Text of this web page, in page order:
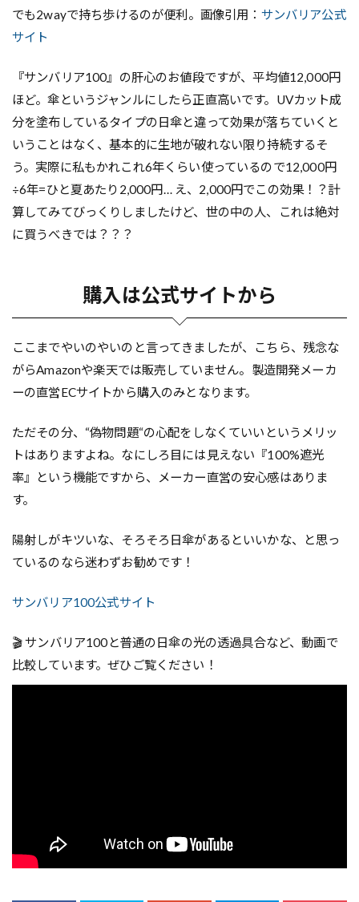
でも2wayで持ち歩けるのが便利。画像引用： サンバリア公式
サイト
『サンバリア100』の肝心のお値段ですが、平均値12,000円
ほど。傘というジャンルにしたら正直高いです。UVカット成
分を塗布しているタイプの日傘と違って効果が落ちていくと
いうことはなく、基本的に生地が破れない限り持続するそ
う。実際に私もかれこれ6年くらい使っているので12,000円
÷6年=ひと夏あたり2,000円… え、2,000円でこの効果！？計
算してみてびっくりしましたけど、世の中の人、これは絶対
に買うべきでは？？？
購入は公式サイトから
ここまでやいのやいのと言ってきましたが、こちら、残念な
がらAmazonや楽天では販売していません。製造開発メーカ
ーの直営ECサイトから購入のみとなります。
ただその分、“偽物問題“の心配をしなくていいというメリッ
トはありますよね。なにしろ目には見えない『100%遮光
率』という機能ですから、メーカー直営の安心感はありま
す。
陽射しがキツいな、そろそろ日傘があるといいかな、と思っ
ているのなら迷わずお勧めです！
サンバリア100公式サイト
🎬 サンバリア100と普通の日傘の光の透過具合など、動画で
比較しています。ぜひご覧ください！